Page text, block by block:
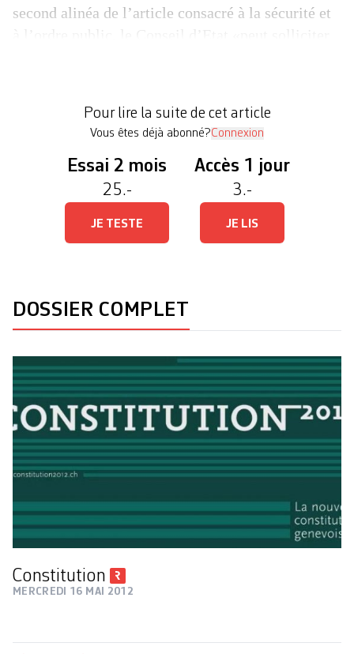
second alinéa de l’article consacré à la sécurité et
Pour lire la suite de cet article
Vous êtes déjà abonné?Connexion
Essai 2 mois
25.-
JE TESTE
Accès 1 jour
3.-
JE LIS
DOSSIER COMPLET
Constitution
MERCREDI 16 MAI 2012